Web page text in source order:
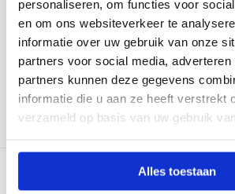
personaliseren, om functies voor
en om ons websiteverkeer te
informatie over uw gebruik van onze
partners voor social media,
partners kunnen deze gegevens
informatie die u aan ze heeft verstrekt
verzameld op basis van uw gebruik
Alles toestaan
Rekenen
Scheikunde
toon meer